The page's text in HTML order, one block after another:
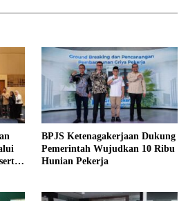
BPJS Ketenagakerjaan Dukung
Pemerintah Wujudkan 10 Ribu
Hunian Pekerja